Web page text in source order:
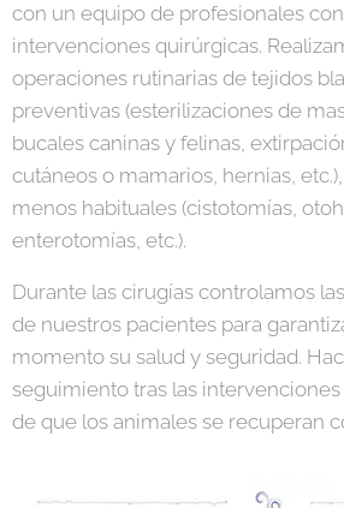
con un equipo de profesionales
intervenciones quirúrgicas.
operaciones rutinarias de tejidos
preventivas (esterilizaciones de
bucales caninas y felinas,
cutáneos o mamarios, hernias,
menos habituales (cistotomías,
enterotomías, etc.).
Durante las cirugías controlamos
de nuestros pacientes para
momento su salud y seguridad.
seguimiento tras las
de que los animales se recuperan